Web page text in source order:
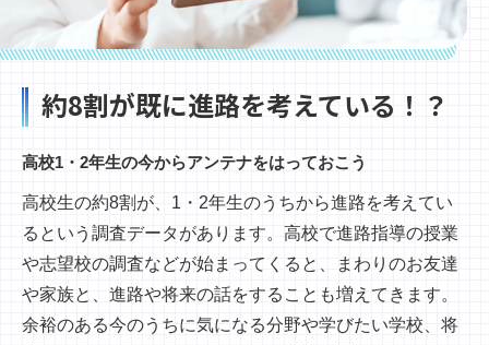
約8割が既に進路を考えている！？
高校1・2年生の今からアンテナをはっておこう
高校生の約8割が、1・2年生のうちから進路を考えてい
るという調査データがあります。高校で進路指導の授業
や志望校の調査などが始まってくると、まわりのお友達
や家族と、進路や将来の話をすることも増えてきます。
余裕のある今のうちに気になる分野や学びたい学校、将